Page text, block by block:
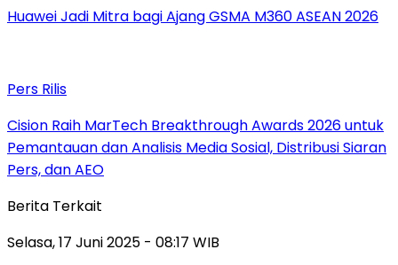
Huawei Jadi Mitra bagi Ajang GSMA M360 ASEAN 2026
Pers Rilis
Cision Raih MarTech Breakthrough Awards 2026 untuk
Pemantauan dan Analisis Media Sosial, Distribusi Siaran
Pers, dan AEO
Berita Terkait
Selasa, 17 Juni 2025 - 08:17 WIB